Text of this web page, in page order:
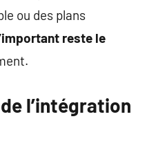
ou des plans
reste le
l’intégration